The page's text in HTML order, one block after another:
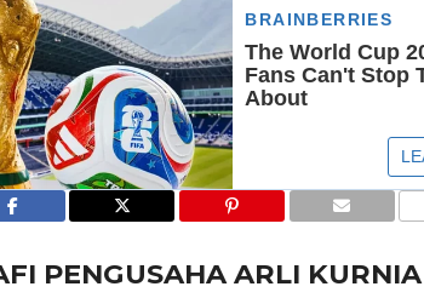
PENGUSAHA ARLI KURNIA